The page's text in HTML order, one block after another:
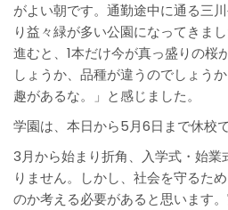
がよい朝です。通勤途中に通る三
り益々緑が多い公園になってきま
進むと、1本だけ今が真っ盛りの桜
しょうか、品種が違うのでしょう
趣があるな。」と感じました。
学園は、本日から5月6日まで休校で
3月から始まり折角、入学式・始業
りません。しかし、社会を守るた
のか考える必要があると思います